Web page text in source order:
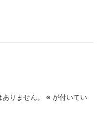
りません。 ※ が付いてい